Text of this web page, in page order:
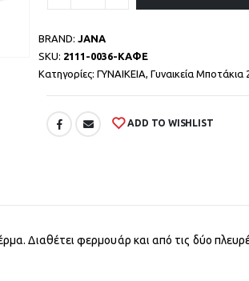
BRAND: JANA
SKU: 2111-0036-ΚΑΦΕ
Κατηγορίες: ΓΥΝΑΙΚΕΙΑ, Γυναικεία Μποτάκια
ADD TO WISHLIST
Διαθέτει φερμουάρ και από τις δύο